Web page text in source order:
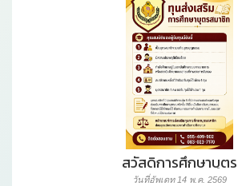
สวัสดิการศึกษาบุตร
วันที่อัพเดท 14 พ.ค. 2569